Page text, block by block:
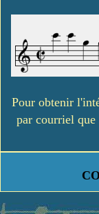
Pour obtenir
par courriel que
https://